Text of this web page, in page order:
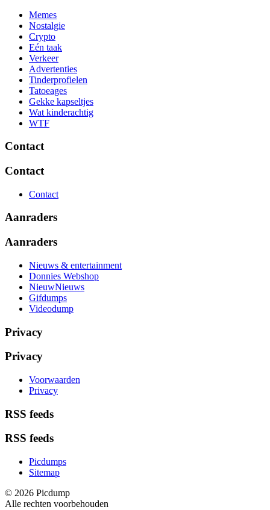
Memes
Nostalgie
Crypto
Eén taak
Verkeer
Advertenties
Tinderprofielen
Tatoeages
Gekke kapseltjes
Wat kinderachtig
WTF
Contact
Contact
Contact
Aanraders
Aanraders
Nieuws & entertainment
Donnies Webshop
NieuwNieuws
Gifdumps
Videodump
Privacy
Privacy
Voorwaarden
Privacy
RSS feeds
RSS feeds
Picdumps
Sitemap
© 2026 Picdump
Alle rechten voorbehouden